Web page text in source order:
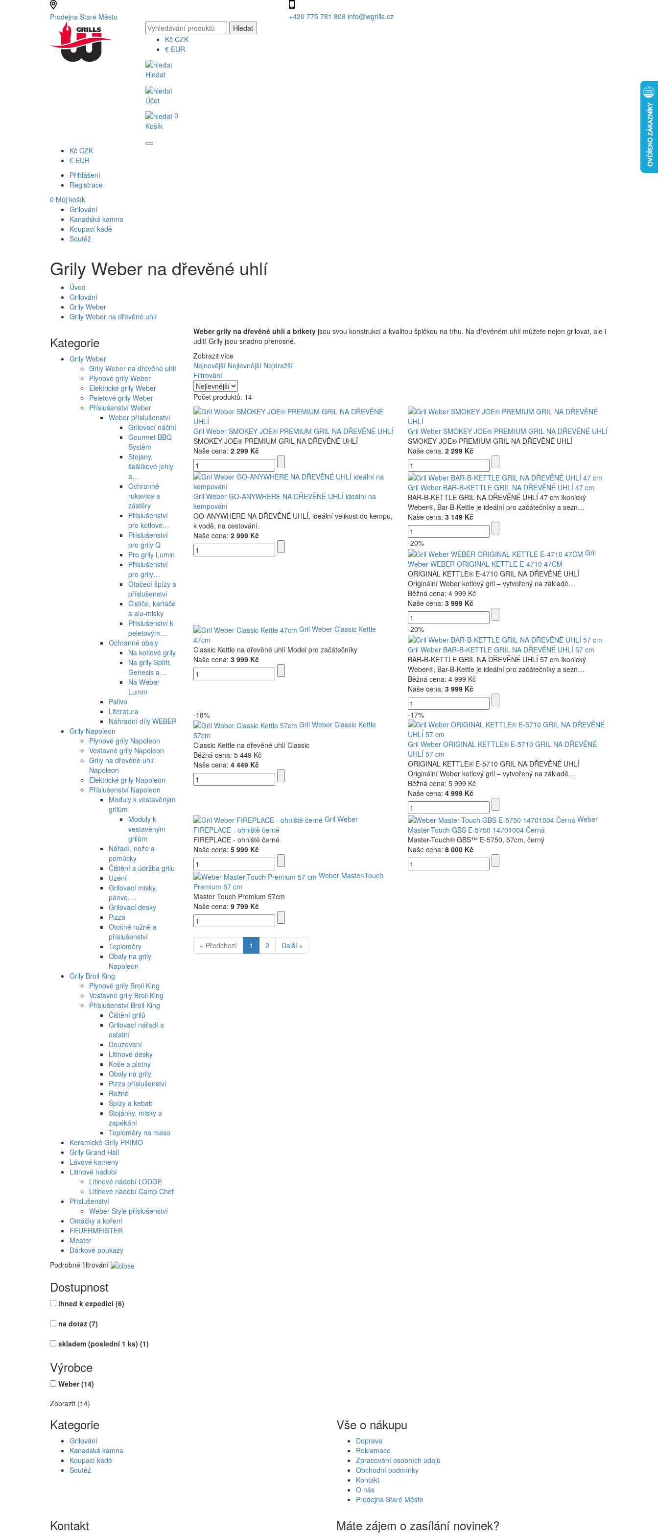
Prodejna Staré Město +420 775 781 808 info@wgrills.cz
Kč CZK
€ EUR
Hledat
Účet
0
Košík
Kč CZK
€ EUR
Přihlášení
Registrace
0 Můj košík
Grilování
Kanadská kamna
Koupací kádě
Soutěž
Grily Weber na dřevěné uhlí
Úvod
Grilování
Grily Weber
Grily Weber na dřevěné uhlí
Kategorie
Grily Weber
Grily Weber na dřevěné uhlí
Plynové grily Weber
Elektrické grily Weber
Peletové grily Weber
Příslušenství Weber
Weber příslušenství
Grilovací náčiní
Gourmet BBQ
Systém
Stojany,
šašlíkové jehly
a…
Ochranné
rukavice a
zástěry
Příslušenství
pro kotlové…
Příslušenství
pro grily Q
Pro grily Lumin
Příslušenství
pro grily…
Otačecí špízy a
příslušenství
Čističe, kartáče
a alu-misky
Příslušenství k
peletovým…
Ochranné obaly
Na kotlové grily
Na grily Spirit,
Genesis a…
Na Weber
Lumin
Palivo
Literatura
Náhradní díly WEBER
Grily Napoleon
Plynové grily Napoleon
Vestavné grily Napoleon
Grily na dřevěné uhlí
Napoleon
Elektrické grily Napoleon
Příslušenství Napoleon
Moduly k vestavěným
grilům
Moduly k
vestavěným
grilům
Nářadí, nože a
pomůcky
Čištění a údržba grilu
Uzení
Grilovací misky,
pánve,…
Grilovací desky
Pizza
Otočné rožně a
příslušenství
Teploměry
Obaly na grily
Napoleon
Grily Broil King
Plynové grily Broil King
Vestavné grily Broil King
Příslušenství Broil King
Čištění grilů
Grilovací nářadí a
ostatní
Douzovaní
Litinové desky
Koše a plotny
Obaly na grily
Pizza příslušenství
Rožně
Špízy a kebab
Stojánky. misky a
zapékání
Teploměry na maso
Keramické Grily PRIMO
Grily Grand Hall
Lávové kameny
Litinové nadobí
Litinové nádobí LODGE
Litinové nádobí Camp Chef
Příslušenství
Weber Style příslušenství
Omáčky a koření
FEUERMEISTER
Meater
Dárkové poukazy
Podrobné filtrování
Dostupnost
ihned k expedici (6)
na dotaz (7)
skladem (poslední 1 ks) (1)
Výrobce
Weber(14)
Zobrazit (14)
Weber grily na dřevěné uhlí a briketyjsou svou konstrukcí a kvalitou špičkou na trhu. Na dřevěném uhlí můžete nejen grilovat, ale i
udit! Grily jsou snadno přenosné.
Zobrazit více
Nejnovější Nejlevnější Nejdražší
Filtrování
Počet produktů: 14
Gril Weber SMOKEY JOE® PREMIUM GRIL NA DŘEVĚNÉ UHLÍ
SMOKEY JOE® PREMIUM GRIL NA DŘEVĚNÉ UHLÍ
Naše cena: 2 299 Kč
Gril Weber SMOKEY JOE® PREMIUM GRIL NA DŘEVĚNÉ UHLÍ
SMOKEY JOE® PREMIUM GRIL NA DŘEVĚNÉ UHLÍ
Naše cena:2 299 Kč
Gril Weber GO-ANYWHERE NA DŘEVĚNÉ UHLÍ ideální na
kempování
GO-ANYWHERE NA DŘEVĚNÉ UHLÍ, ideální velikost do kempu,
k vodě, na cestování.
Naše cena: 2 999 Kč
Gril Weber BAR-B-KETTLE GRIL NA DŘEVĚNÉ UHLÍ 47 cm
BAR-B-KETTLE GRIL NA DŘEVĚNÉ UHLÍ 47 cm Ikonický
Weber®, Bar-B-Kettle je ideální pro začátečníky a sezn…
Naše cena:3 149 Kč
-20%
Gril
Weber WEBER ORIGINAL KETTLE E-4710 47CM
ORIGINAL KETTLE® E-4710 GRIL NA DŘEVĚNÉ UHLÍ
Originální Weber kotlový gril – vytvořený na základě…
Běžná cena:4 999 Kč
Naše cena:3 999 Kč
Gril Weber Classic Kettle
47cm
Classic Kettle na dřevěné uhlí Model pro začátečníky
Naše cena: 3 999 Kč
-20%
Gril Weber BAR-B-KETTLE GRIL NA DŘEVĚNÉ UHLÍ 57 cm
BAR-B-KETTLE GRIL NA DŘEVĚNÉ UHLÍ 57 cm Ikonický
Weber®, Bar-B-Kettle je ideální pro začátečníky a sezn…
Běžná cena:4 999 Kč
Naše cena:3 999 Kč
-18%
Gril Weber Classic Kettle
57cm
Classic Kettle na dřevěné uhlí Classic
Běžná cena: 5 449 Kč
Naše cena: 4 449 Kč
-17%
Gril Weber ORIGINAL KETTLE® E-5710 GRIL NA DŘEVĚNÉ
UHLÍ 57 cm
ORIGINAL KETTLE® E-5710 GRIL NA DŘEVĚNÉ UHLÍ
Originální Weber kotlový gril – vytvořený na základě…
Běžná cena:5 999 Kč
Naše cena:4 999 Kč
Gril Weber
FIREPLACE - ohniště černé
FIREPLACE - ohniště černé
Naše cena: 5 999 Kč
Weber
Master-Touch GBS E-5750 14701004 Černá
Master-Touch® GBS™ E-5750, 57cm, černý
Naše cena:8 000 Kč
Weber Master-Touch
Premium 57 cm
Master Touch Premium 57cm
Naše cena: 9 799 Kč
« Předchozí 1 2 Další »
Kategorie
Grilování
Kanadská kamna
Koupací kádě
Soutěž
Vše o nákupu
Doprava
Reklamace
Zpracování osobních údajů
Obchodní podmínky
Kontakt
O nás
Prodejna Staré Město
Kontakt Máte zájem o zasílání novinek?